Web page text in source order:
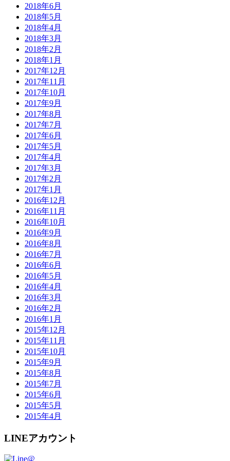
2018年6月
2018年5月
2018年4月
2018年3月
2018年2月
2018年1月
2017年12月
2017年11月
2017年10月
2017年9月
2017年8月
2017年7月
2017年6月
2017年5月
2017年4月
2017年3月
2017年2月
2017年1月
2016年12月
2016年11月
2016年10月
2016年9月
2016年8月
2016年7月
2016年6月
2016年5月
2016年4月
2016年3月
2016年2月
2016年1月
2015年12月
2015年11月
2015年10月
2015年9月
2015年8月
2015年7月
2015年6月
2015年5月
2015年4月
LINEアカウント